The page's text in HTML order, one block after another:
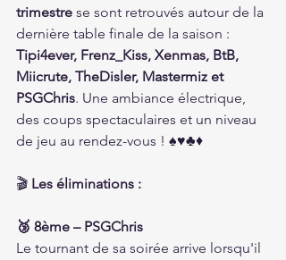
trimestre se sont retrouvés autour de la
dernière table finale de la saison :
Tipi4ever, Frenz_Kiss, Xenmas, BtB,
Miicrute, TheDisler, Mastermiz et
PSGChris. Une ambiance électrique,
des coups spectaculaires et un niveau
de jeu au rendez-vous ! ♠️♥️♣️♦️
🎬 Les éliminations :
🥉 8ème – PSGChris
Le tournant de sa soirée arrive lorsqu'il